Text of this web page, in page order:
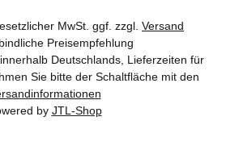
MwSt. ggf. zzgl. Versand
Preisempfehlung
Deutschlands, Lieferzeiten für
Sie bitte der Schaltfläche mit den
by JTL-Shop